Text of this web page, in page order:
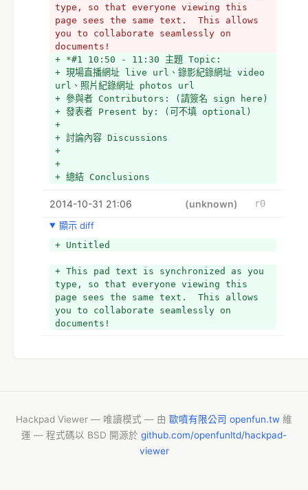
type, so that everyone viewing this
page sees the same text.  This allows
you to collaborate seamlessly on
documents!
+ *#1 10:50 - 11:30 主題 Topic:
+ 現場直播網址 live url、錄影紀錄網址 video
url、照片紀錄網址 photos url
+ 參與者 Contributors: (請簽名 sign here)
+ 發表者 Present by: (可不填 optional)
+
+ 討論內容 Discussions
+
+
+ 總結 Conclusions
+
+
+
+ 現場直播網址 live url、錄影紀錄網址 video
url、照片紀錄網址 photos url
+ 參與者 Contributors: (請簽名 sign here)
+ 發表者 Present by: (可不填 optional)
+
+
+
+ *#3 13:30 - 14:10 主題 Topic:
2014-10-31 21:06 (unknown)
r0
顯示 diff
+ Untitled
+ This pad text is synchronized as you
type, so that everyone viewing this
page sees the same text.  This allows
you to collaborate seamlessly on
documents!
Hackpad Viewer — 唯讀模式 — 由 歐噴有限公司 openfun.tw 維
運 — 程式碼以 BSD 開源於 github.com/openfunltd/hackpad-
viewer